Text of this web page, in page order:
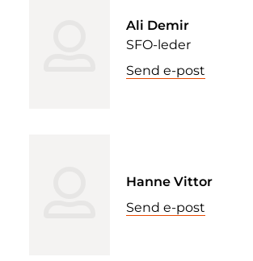
Ali Demir
SFO-leder
Send e-post
Hanne Vittor
Send e-post